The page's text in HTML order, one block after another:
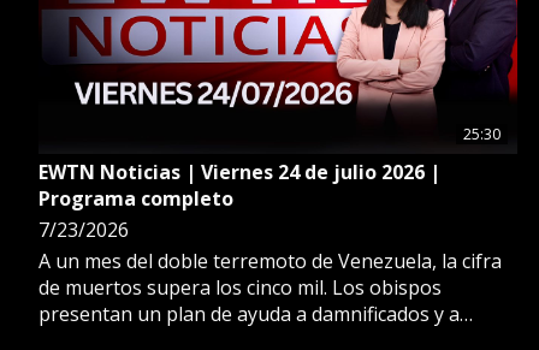
25:30
EWTN Noticias | Viernes 24 de julio 2026 |
Programa completo
7/23/2026
A un mes del doble terremoto de Venezuela, la cifra
de muertos supera los cinco mil. Los obispos
presentan un plan de ayuda a damnificados y a